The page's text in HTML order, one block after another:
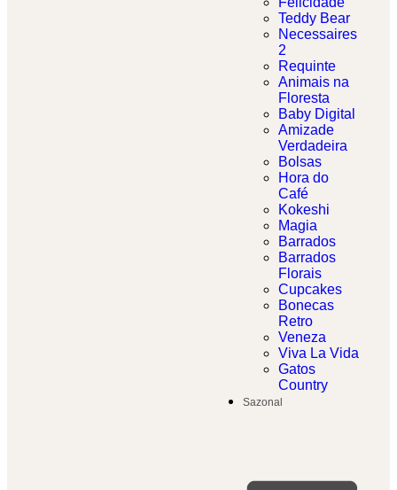
Teddy Bear
Necessaires
2
Requinte
Animais na
Floresta
Baby Digital
Amizade
Verdadeira
Bolsas
Hora do
Café
Kokeshi
Magia
Barrados
Barrados
Florais
Cupcakes
Bonecas
Retro
Veneza
Viva La Vida
Gatos
Country
Sazonal